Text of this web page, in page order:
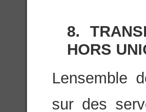
8.
HORS
Lensemble
sur des